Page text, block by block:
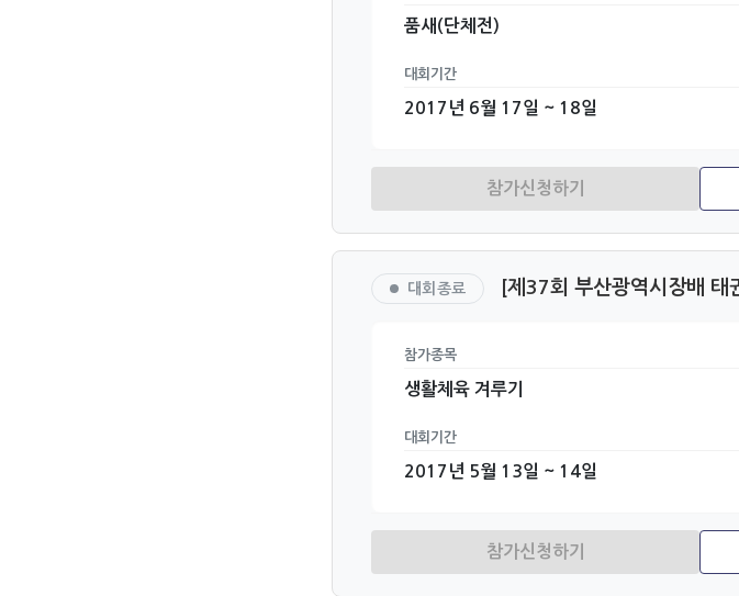
품새(단체전)
대회기간
2017년 6월 17일 ~ 18일
대회종료 [제37회 부산광역시장배 태
참가종목
생활체육 겨루기
대회기간
2017년 5월 13일 ~ 14일